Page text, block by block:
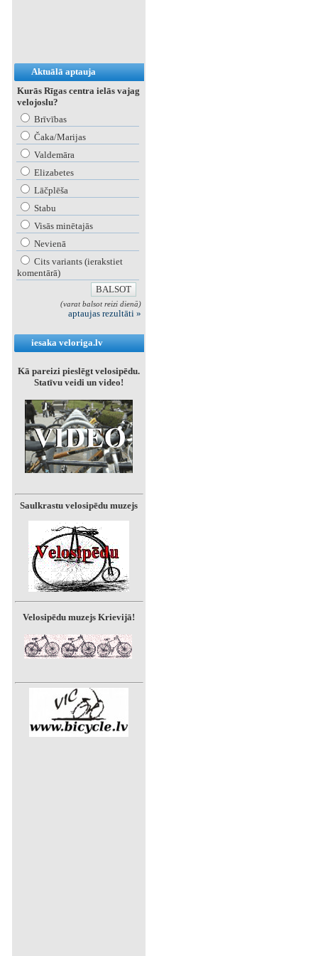
Aktuālā aptauja
Kurās Rīgas centra ielās vajag
velojoslu?
Brīvības
Čaka/Marijas
Valdemāra
Elizabetes
Lāčplēša
Stabu
Visās minētajās
Nevienā
Cits variants (ierakstiet
komentārā)
(varat balsot reizi dienā)
aptaujas rezultāti »
iesaka veloriga.lv
Kā pareizi pieslēgt velosipēdu.
Statīvu veidi un video!
Saulkrastu velosipēdu muzejs
Velosipēdu muzejs Krievijā!